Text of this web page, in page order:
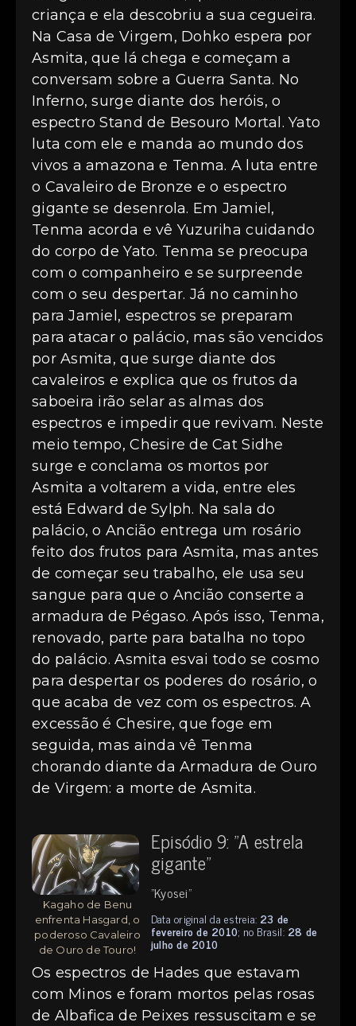
criança e ela descobriu a sua cegueira.
Na Casa de Virgem, Dohko espera por
Asmita, que lá chega e começam a
conversam sobre a Guerra Santa. No
Inferno, surge diante dos heróis, o
espectro Stand de Besouro Mortal. Yato
luta com ele e manda ao mundo dos
vivos a amazona e Tenma. A luta entre
o Cavaleiro de Bronze e o espectro
gigante se desenrola. Em Jamiel,
Tenma acorda e vê Yuzuriha cuidando
do corpo de Yato. Tenma se preocupa
com o companheiro e se surpreende
com o seu despertar. Já no caminho
para Jamiel, espectros se preparam
para atacar o palácio, mas são vencidos
por Asmita, que surge diante dos
cavaleiros e explica que os frutos da
saboeira irão selar as almas dos
espectros e impedir que revivam. Neste
meio tempo, Chesire de Cat Sidhe
surge e conclama os mortos por
Asmita a voltarem a vida, entre eles
está Edward de Sylph. Na sala do
palácio, o Ancião entrega um rosário
feito dos frutos para Asmita, mas antes
de começar seu trabalho, ele usa seu
sangue para que o Ancião conserte a
armadura de Pégaso. Após isso, Tenma,
renovado, parte para batalha no topo
do palácio. Asmita esvai todo se cosmo
para despertar os poderes do rosário, o
que acaba de vez com os espectros. A
excessão é Chesire, que foge em
seguida, mas ainda vê Tenma
chorando diante da Armadura de Ouro
de Virgem: a morte de Asmita.
Kagaho de Benu
enfrenta Hasgard, o
poderoso Cavaleiro
de Ouro de Touro!
Episódio 9: "A estrela
gigante"
"Kyosei"
Data original da estreia: 23 de
fevereiro de 2010; no Brasil: 28 de
julho de 2010
Os espectros de Hades que estavam
com Minos e foram mortos pelas rosas
de Albafica de Peixes ressuscitam e se